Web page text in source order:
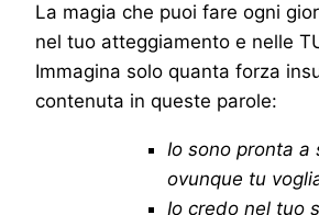
La magia che puoi fare ogni
nel tuo atteggiamento e nelle
Immagina solo quanta forza
contenuta in queste parole:
Io sono pronta a
ovunque tu
Io credo nel tuo